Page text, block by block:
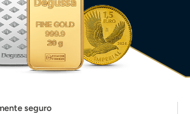
seguro